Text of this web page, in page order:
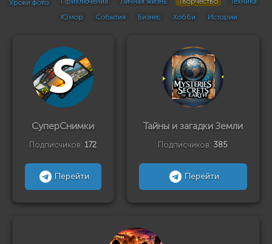
Уроки фото
Юмор
События Бизнес Хобби Истории
СуперСнимки
Подписчиков: 172
Перейти
Тайны и загадки Земли
Подписчиков: 385
Перейти